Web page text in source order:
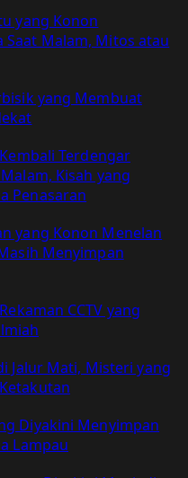
yang Konon
Malam, Mitos atau
yang Membuat
Terdengar
Kisah yang
Penasaran
yang Konon Menelan
Menyimpan
CCTV yang
Jalur Mati, Misteri yang
Diyakini Menyimpan
Lampau